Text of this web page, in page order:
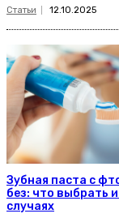
Статьи 12.10.2025
Зубная паста с
без: что выбрать
случаях